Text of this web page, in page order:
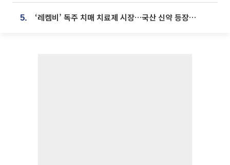
5. ‘레켐비’ 독주 치매 치료제 시장…국산 신약 등장하나